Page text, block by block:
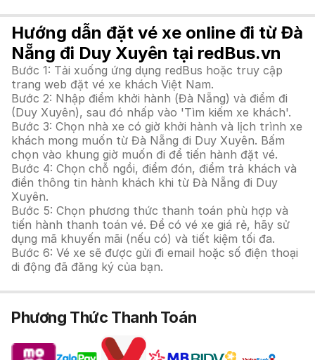
Hướng dẫn đặt vé xe online đi từ Đà
Nẵng đi Duy Xuyên tại redBus.vn
Bước 1: Tải xuống ứng dụng redBus hoặc truy cập
trang web đặt vé xe khách Việt Nam.
Bước 2: Nhập điểm khởi hành (Đà Nẵng) và điểm đi
(Duy Xuyên), sau đó nhấp vào 'Tìm kiếm xe khách'.
Bước 3: Chọn nhà xe có giờ khởi hành và lịch trình xe
khách mong muốn từ Đà Nẵng đi Duy Xuyên. Bấm
chọn vào khung giờ muốn đi để tiến hành đặt vé.
Bước 4: Chọn chỗ ngồi, điểm đón, điểm trả khách và
điền thông tin hành khách khi từ Đà Nẵng đi Duy
Xuyên.
Bước 5: Chọn phương thức thanh toán phù hợp và
tiến hành thanh toán vé. Để có vé xe giá rẻ, hãy sử
dụng mã khuyến mãi (nếu có) và tiết kiệm tối đa.
Bước 6: Vé xe sẽ được gửi đi email hoặc số điện thoại
di động đã đăng ký của bạn.
Phương Thức Thanh Toán